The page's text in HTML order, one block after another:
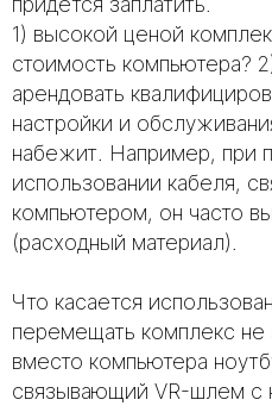
1) высокой ценой
стоимость компьютера?
арендовать
настройки и
набежит. Например, при
использовании кабеля,
компьютером, он часто
(расходный материал).
Что касается
перемещать комплекс
вместо компьютера
связывающий VR-шлем с